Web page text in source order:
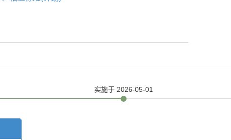
实施于 2026-05-01